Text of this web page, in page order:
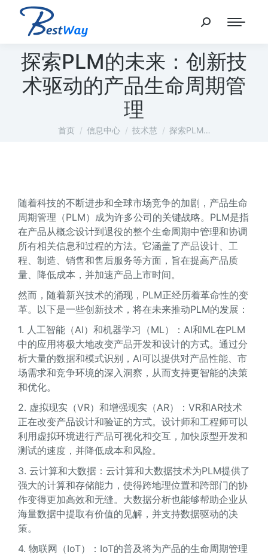
探索PLM的未来：创新技
术驱动的产品生命周期管
理
您在这里：
首页 信息中心 技术慧 探索PLM…
随着科技的不断进步和全球市场竞争的加剧，产品生命
周期管理（PLM）成为许多公司的关键战略。PLM是指
在产品从概念设计到退役的整个生命周期中管理和协调
所有相关信息和过程的方法。它涵盖了产品设计、工
程、制造、销售和售后服务等方面，旨在提高产品质
量、降低成本，并加速产品上市时间。
然而，随着新兴技术的涌现，PLM正经历着革命性的变
革。以下是一些创新技术，将在未来推动PLM的发展：
1. 人工智能（AI）和机器学习（ML）：AI和ML在PLM
中的应用将极大地改变产品开发和设计的方式。通过分
析大量的数据和模式识别，AI可以提供对产品性能、市
场需求和竞争环境的深入洞察，从而支持更智能的决策
和优化。
2. 虚拟现实（VR）和增强现实（AR）：VR和AR技术
正在改变产品设计和验证的方式。设计师和工程师可以
利用虚拟环境进行产品可视化和交互，加快原型开发和
测试的速度，并降低成本和风险。
3. 云计算和大数据：云计算和大数据技术为PLM提供了
强大的计算和存储能力，使得跨地理位置和跨部门的协
作变得更加高效和无缝。大数据分析也能够帮助企业从
海量数据中提取有价值的见解，并支持数据驱动的决
策。
4. 物联网（IoT）：IoT的普及将为产品的生命周期管理